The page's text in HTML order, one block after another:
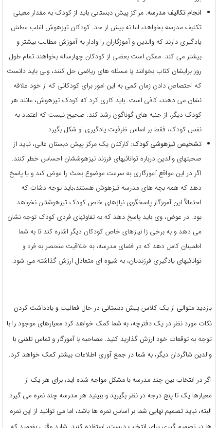
انجام تکالیف مدرسه: مراکز پیش دبستانی باید از کودک به مقدار معینی
تکلیف مدرسه بخواهد، اما نه بیش از حد. کودکان تیزهوش اغلب عطش
یادگیری دارند که والدین و آموزگاران را وادار به آموزش مطالب بیشتر و
بیشتر می کند. ممکن است بعضی از کودکان چهارساله بخواهند تمام طول
روز برایشان کتاب بخوانند یا مسئله های ریاضی حل کنند، ولی باید دانست
که احتصاص دادن زمان کمی به این امور برای کودکانی که از خود علاقه
نشان می دهند، کافی است. باید کاری کرد که کودک تیزهوش، مانند هر
کودک دیگر، از جنبه های گوناگون رشد کند. صحیح نیست که اعتماد به
نفس کودک، فقط بر اساس ظرفیت یادگیری او شکل بگیرد.
تشخیص تیزهوشی کودک: کارکنان یک مرکز پیش دبستان عالی، نباید از
صحبتهای والدین درباره توانائیهای فرزند تیزهوششان احساس خطر کنند.
اگر در این مواقع آموزگاری به سرعت موضوع بحث را عوض کند و یا پاسخ
دهد که همه بچه های مدرسه تیزهوش هستند،باید توجه دشات که
احتمالاً این آموزگار پاسخگوی نیازهای خاص کودک تیزهوشتان نخواهد
بود. در عوض، وی باید پاسخ دهد که به تفاوتهای فردی کودک توجه نشان
می دهد و به برخی زا نیازهای خاص کودکان دیگر اشاره کند تا به شما
اطمینان کامل دهد که در فضای مدرسه، به خلاقیت منحصر به فرد و
توانائیهای یادگیری فرزندتان، به شیوه ای متعادل ارزش گذاشته می شود.
بازدید متوالی از یک کلاس پیش دبستانی در حال فعالیت و یادداشت کردن
نکات مورد نظر در یک دفترچه، به شما کمک خواهد کرد معیارهای موجود را با
توجه به توقعات خود ارزش گذارید کنید. مصاحبه با آموزگار و تماس تلفنی با
والدین شاگردان دیگر، به شما در جمع آوری اطلاعات بیشتر کمک خواهد کرد.
اگر در انتخاب بین چند مدرسه با مشکل مواجه شده اید، برای هر یک از
معیارها یک تا پنج درجه در نظر بگیرید و ببینید هر مدرسه چند نمره می گیرد.
البته، نباید تصمیم نهایی شما بر اساس نمره ها باشد، اما می توانید از این نمره